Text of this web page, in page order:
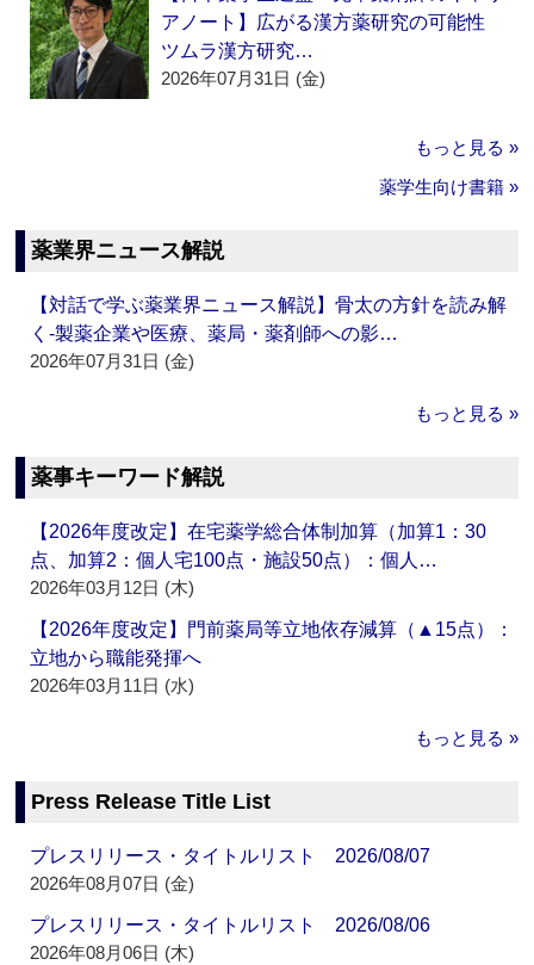
アノート】広がる漢方薬研究の可能性
ツムラ漢方研究…
2026年07月31日 (金)
もっと見る »
薬学生向け書籍 »
薬業界ニュース解説
【対話で学ぶ薬業界ニュース解説】骨太の方針を読み解
く‐製薬企業や医療、薬局・薬剤師への影…
2026年07月31日 (金)
もっと見る »
薬事キーワード解説
【2026年度改定】在宅薬学総合体制加算（加算1：30
点、加算2：個人宅100点・施設50点）：個人…
2026年03月12日 (木)
【2026年度改定】門前薬局等立地依存減算（▲15点）：
立地から職能発揮へ
2026年03月11日 (水)
もっと見る »
Press Release Title List
プレスリリース・タイトルリスト 2026/08/07
2026年08月07日 (金)
プレスリリース・タイトルリスト 2026/08/06
2026年08月06日 (木)